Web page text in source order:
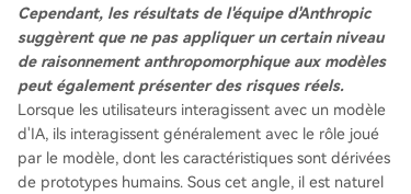
Cependant, les résultats de l'équipe d'Anthropic
suggèrent que ne pas appliquer un certain niveau
de raisonnement anthropomorphique aux modèles
peut également présenter des risques réels.
Lorsque les utilisateurs interagissent avec un modèle
d'IA, ils interagissent généralement avec le rôle joué
par le modèle, dont les caractéristiques sont dérivées
de prototypes humains. Sous cet angle, il est naturel